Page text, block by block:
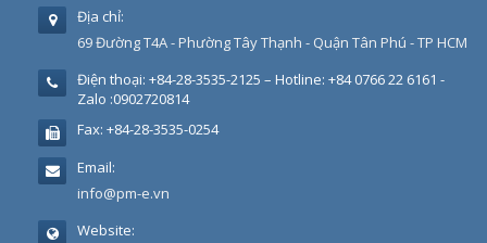
Địa chỉ:
69 Đường T4A - Phường Tây Thạnh - Quận Tân Phú - TP HCM
Điện thoại: +84-28-3535-2125 – Hotline: +84 0766 22 6161 -
Zalo :0902720814
Fax: +84-28-3535-0254
Email:
info@pm-e.vn
Website: